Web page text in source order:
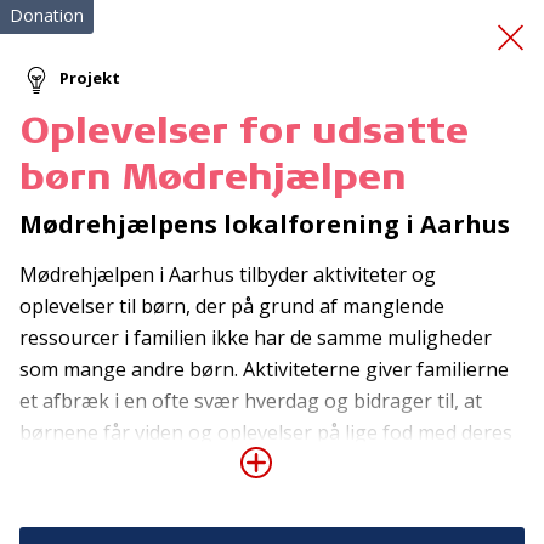
Førstehjælpskursusog
brandslukningskursus
Donation
Projekt
Oplevelser for udsatte
børn Mødrehjælpen
Mødrehjælpens lokalforening i Aarhus
Mødrehjælpen i Aarhus tilbyder aktiviteter og
oplevelser til børn, der på grund af manglende
ressourcer i familien ikke har de samme muligheder
som mange andre børn. Aktiviteterne giver familierne
et afbræk i en ofte svær hverdag og bidrager til, at
børnene får viden og oplevelser på lige fod med deres
jævnaldrende. Samtidig er aktiviteterne med til at skabe
kommer med i et positivt fællesskab. Denne donation
Tilmeld nyhedsbrev
De seneste nyheder om TrygFondens og TryghedsGruppens